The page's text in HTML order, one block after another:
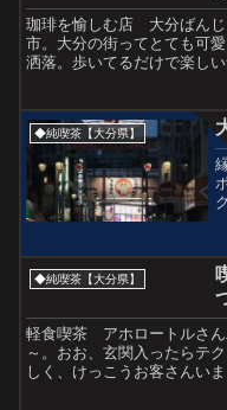
珈琲を愉しむ店 大分ばんじ
市。大分の街ってとても可
洒落。歩いてるだけで楽し
喫茶店ですよね?奥に光って
◆純喫茶【大分県】
◆純喫茶【大分県】
軽食喫茶 アホロートルさん
～。おお、玄関入ったらテ
しく、けっこうお客さんい
火事にでもあった？くらい